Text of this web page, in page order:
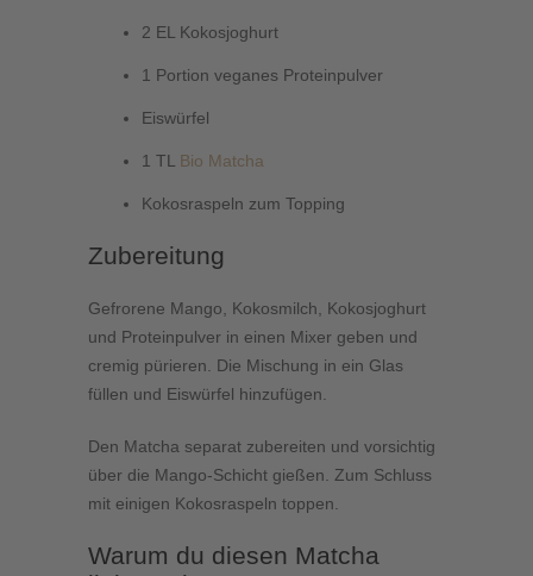
2 EL Kokosjoghurt
1 Portion veganes Proteinpulver
Eiswürfel
1 TL Bio Matcha
Kokosraspeln zum Topping
Zubereitung
Gefrorene Mango, Kokosmilch, Kokosjoghurt
und Proteinpulver in einen Mixer geben und
cremig pürieren. Die Mischung in ein Glas
füllen und Eiswürfel hinzufügen.
Den Matcha separat zubereiten und vorsichtig
über die Mango-Schicht gießen. Zum Schluss
mit einigen Kokosraspeln toppen.
Warum du diesen Matcha